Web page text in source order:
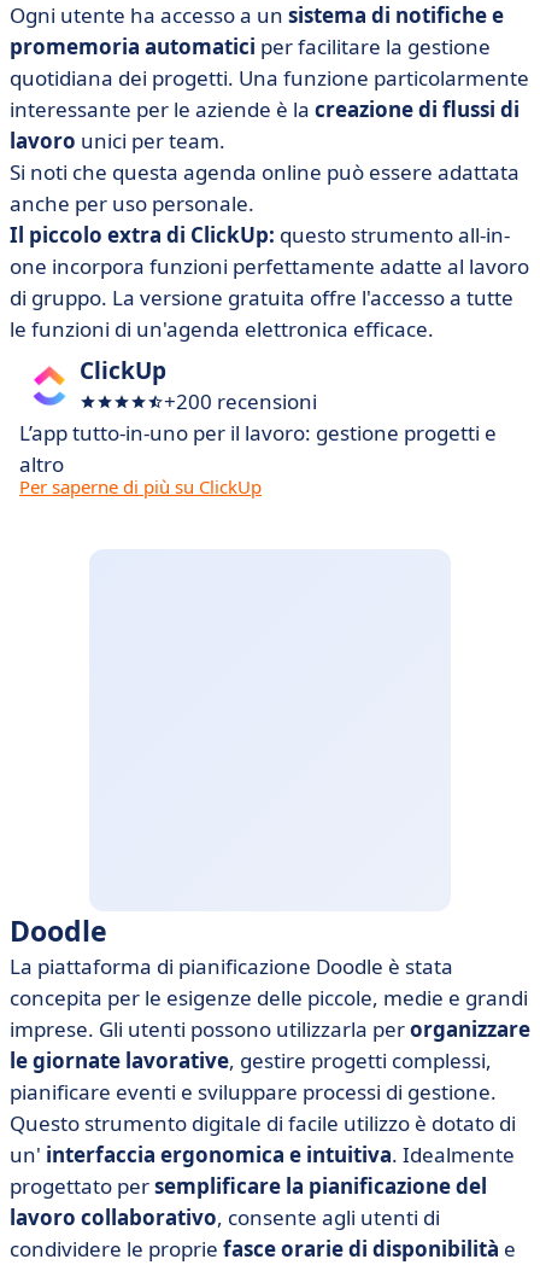
Ogni utente ha accesso a un sistema di notifiche e
promemoria automatici per facilitare la gestione
quotidiana dei progetti. Una funzione particolarmente
interessante per le aziende è la creazione di flussi di
lavoro unici per team.
Si noti che questa agenda online può essere adattata
anche per uso personale.
Il piccolo extra di ClickUp: questo strumento all-in-
one incorpora funzioni perfettamente adatte al lavoro
di gruppo. La versione gratuita offre l'accesso a tutte
le funzioni di un'agenda elettronica efficace.
ClickUp
+200 recensioni
L’app tutto-in-uno per il lavoro: gestione progetti e
altro
Per saperne di più su ClickUp
Doodle
La piattaforma di pianificazione Doodle è stata
concepita per le esigenze delle piccole, medie e grandi
imprese. Gli utenti possono utilizzarla perorganizzare
le giornate lavorative, gestire progetti complessi,
pianificare eventi e sviluppare processi di gestione.
Questo strumento digitale di facile utilizzo è dotato di
un' interfaccia ergonomica e intuitiva. Idealmente
progettato persemplificare la pianificazione del
lavoro collaborativo, consente agli utenti di
condividere le proprie fasce orarie di disponibilità e